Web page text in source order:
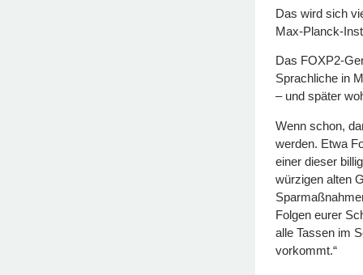
Das wird sich
Max-Planck-
Das FOXP2-
Sprachliche in
– und später
Wenn schon,
werden. Etwa
einer dieser
würzigen alten
Folgen eurer
alle Tassen im
vorkommt.“